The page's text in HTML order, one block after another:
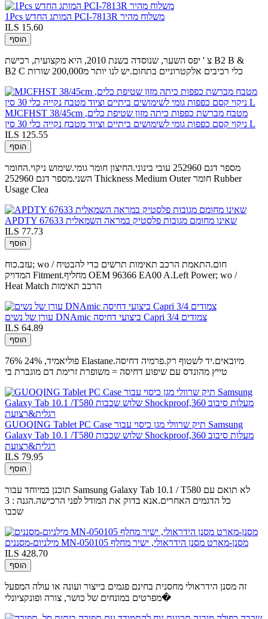
1Pcs המותג החדש PCI-7813R משלוח מהיר
ILS 15.60
הוסף
צ ' יפס השער, שנוסדה בשנת 2010, היא מקצועית, רכישת B2 B &
B2 C כלי רכיבים אלקטרוניים בתחום.יש לנו יותר מ200,000 שורות
MJCFHST 38/45cm מטבח מברשת כפפות כיתה מזון שטיפת כלים,
ניקוי קסם כפפות גומי לשימושים ביתיים וציוד מטבח נקייה כלי 30 סין L
ILS 125.55
הוסף
מספר דגם 252960 עובי בינוני.החיצון חומר גומי.שימוש ניקוי.החומר
השני.מספר דגם 252960 Thickness Medium Outer חומר Rubber
Usage Clea
APDTY 67633 שאינו מחומם מגובות פלסטיק במראה השמאלית
ILS 77.73
הוסף
עזב.כוח; wo / חום.התאמת הרכב תאימות תרשים כדי להבטיח
המדויק Fitment.מחליף OEM 96366 EA00 A.Left Power; wo /
Heat Match הרכב תאימות
עורן של נשים DNAmic ביצועי דחיסה Capri 3/4 צמודים
ILS 64.89
הוסף
76% פוליאמיד, 24% Elastane.מיובאים.יד לשטוף רק.פרמיה דחיסה
טייץ מהונדס עם שיפוע דחיסה = משופרת זרימת דם מוגברת בי
GUOQING Tablet PC Case תיק שרוולי מגן כיסוי עבור Samsung
Galaxy Tab 10.1 /T580 שלוש שכבות Shockproof,360 מעלות סיבוב
רגלית&רצועת
ILS 79.95
הוסף
תוכנן במיוחד עבור Samsung Galaxy Tab 10.1 / T580 לא תואם עם
כל הדגמים האחרים.אנא בדוק את המודל לפני הרכישה.הגנה : 3
שכבו
מילניום-מסננים MN-050105 מסנן-מארט מסנן הידראולי, ישיר מחלף
ILS 428.70
הוסף
זה מסנן הידראולי מחסנית בחינם פגמים בייצור ועונה או עולה המפעל
מפרטים במונחים של כושר, צורה ופונקציונלי�